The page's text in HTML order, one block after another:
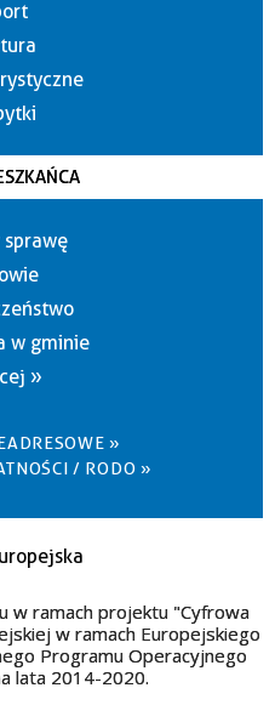
sprawę
w gminie
»
»
/ RODO »
w ramach projektu "Cyfrowa
w ramach Europejskiego
Programu Operacyjnego
lata 2014-2020.